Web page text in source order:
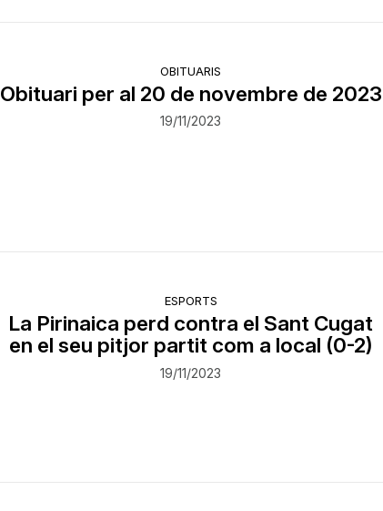
OBITUARIS
Obituari per al 20 de novembre de 2023
19/11/2023
ESPORTS
La Pirinaica perd contra el Sant Cugat
en el seu pitjor partit com a local (0-2)
19/11/2023